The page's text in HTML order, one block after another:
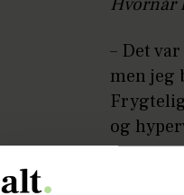
– Det
men jeg
og